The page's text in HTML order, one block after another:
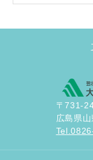
〒731-
広島県